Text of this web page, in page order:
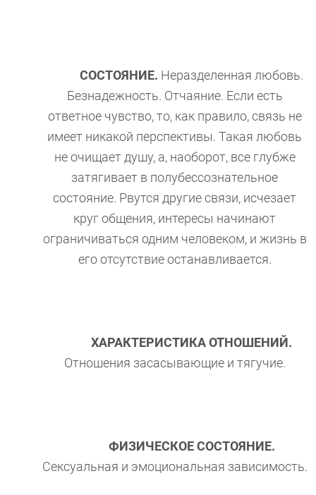
СОСТОЯНИЕ. Неразделенная любовь.
Безнадежность. Отчаяние. Если есть
ответное чувство, то, как правило, связь не
имеет никакой перспективы. Такая любовь
не очищает душу, а, наоборот, все глубже
затягивает в полубессознательное
состояние. Рвутся другие связи, исчезает
круг общения, интересы начинают
ограничиваться одним человеком, и жизнь в
его отсутствие останавливается.
ХАРАКТЕРИСТИКА ОТНОШЕНИЙ.
Отношения засасывающие и тягучие.
ФИЗИЧЕСКОЕ СОСТОЯНИЕ.
Сексуальная и эмоциональная зависимость.